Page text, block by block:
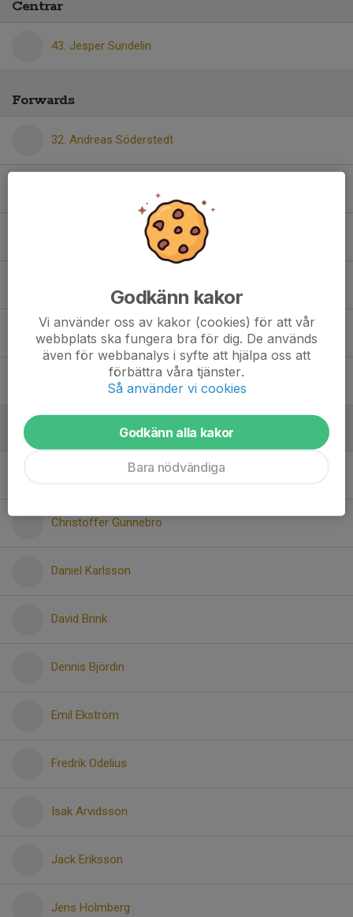
Centrar
43. Jesper Sundelin
Forwards
32. Andreas Söderstedt
33. Ludvig Arvidsson
91. Patrik Öberg
49. Sebastian Askman
Utan position
Christoffer Gunnebro
Daniel Karlsson
David Brink
Dennis Björdin
Emil Ekström
Fredrik Odelius
Isak Arvidsson
Jack Eriksson
Jens Holmberg
Godkänn kakor
Vi använder oss av kakor (cookies) för att vår
webbplats ska fungera bra för dig. De används
även för webbanalys i syfte att hjälpa oss att
förbättra våra tjänster.
Så använder vi cookies
Godkänn alla kakor
Bara nödvändiga